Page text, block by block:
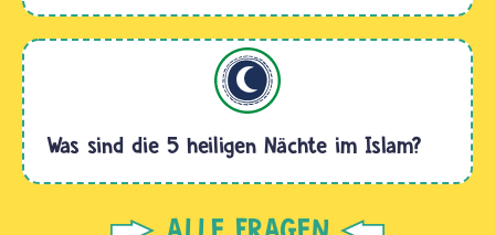
Was sind die 5 heiligen Nächte im Islam?